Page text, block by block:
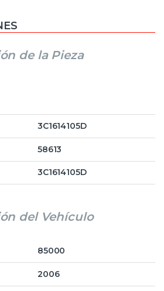
de la Pieza
3C1614105D
58613
3C1614105D
del Vehículo
85000
2006